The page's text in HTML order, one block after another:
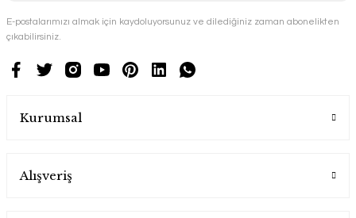
E-postalarımızı almak için kaydoluyorsunuz ve dilediğiniz zaman abonelikten
çıkabilirsiniz.
Kurumsal
Alışveriş